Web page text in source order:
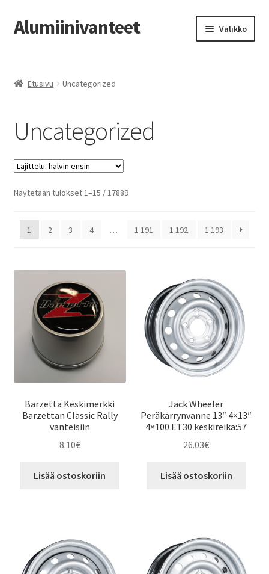
Siirry
navigointiin
Siirry
sisältöön
Alumiinivanteet Valikko
Kauppa
Oma tili
Etusivu Uncategorized
Uncategorized
Näytetään tulokset 1–15 / 17889Halvin
1 2 3 4 … 1 191 1 192 1 193
Barzetta Keskimerkki
Barzettan Classic Rally
vanteisiin
8.10€
Lisää ostoskoriin
Jack Wheeler
Peräkärrynvanne 13″ 4×13″
4×100 ET30 keskireikä:57
26.03€
Lisää ostoskoriin